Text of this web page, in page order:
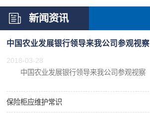
新闻资讯
中国农业发展银行领导来我公司参观视察
2018-03-28
中国农业发展银行领导来我公司参观视察
保险柜应维护常识